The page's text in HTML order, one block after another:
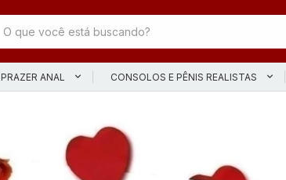
PRAZER ANAL CONSOLOS E PÊNIS REALISTAS